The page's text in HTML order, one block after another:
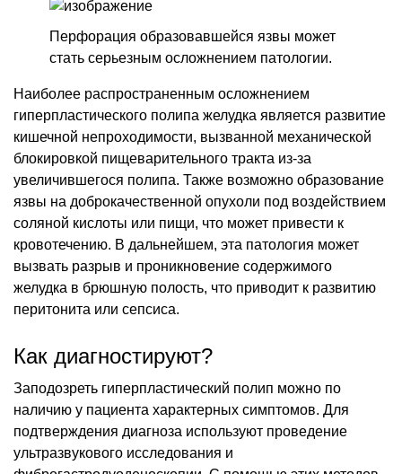
Перфорация образовавшейся язвы может
стать серьезным осложнением патологии.
Наиболее распространенным осложнением
гиперпластического полипа желудка является развитие
кишечной непроходимости, вызванной механической
блокировкой пищеварительного тракта из-за
увеличившегося полипа. Также возможно образование
язвы на доброкачественной опухоли под воздействием
соляной кислоты или пищи, что может привести к
кровотечению. В дальнейшем, эта патология может
вызвать разрыв и проникновение содержимого
желудка в брюшную полость, что приводит к развитию
перитонита или сепсиса.
Как диагностируют?
Заподозреть гиперпластический полип можно по
наличию у пациента характерных симптомов. Для
подтверждения диагноза используют проведение
ультразвукового исследования и